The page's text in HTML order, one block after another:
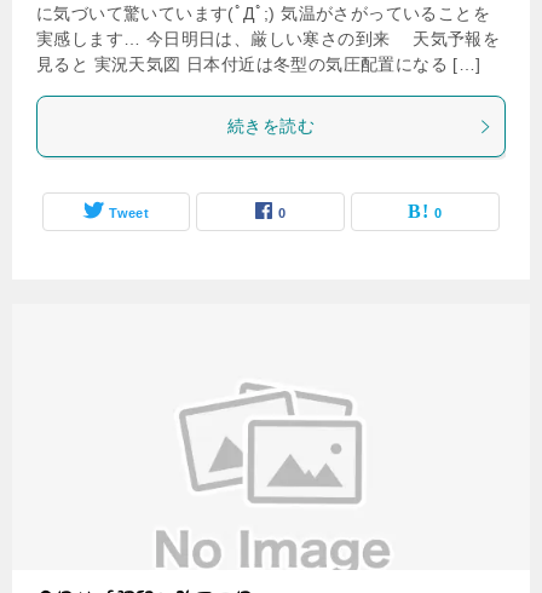
に気づいて驚いています(ﾟДﾟ;) 気温がさがっていることを
実感します… 今日明日は、厳しい寒さの到来 天気予報を
見ると 実況天気図 日本付近は冬型の気圧配置になる […]
続きを読む
Tweet 0 0